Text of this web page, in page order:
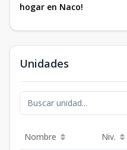
hogar en Naco!
Unidades
Nombre Niv.